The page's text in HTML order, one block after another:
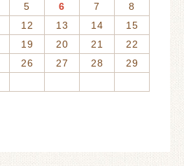
5 6 7
8
12 13 14
15
19 20 21
22
26 27 28
29